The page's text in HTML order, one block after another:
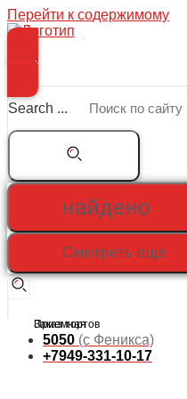
Перейти к содержимому
Меню
Search ...
найдено
Смотреть еще
5050 (с Феникса)
+7949-331-10-17